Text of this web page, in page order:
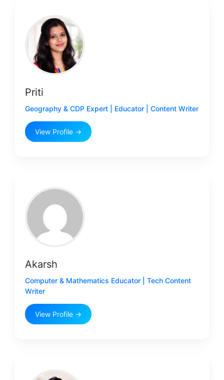
Priti
Geography & CDP Expert | Educator | Content Writer
View Profile →
Akarsh
Computer & Mathematics Educator | Tech Content
Writer
View Profile →